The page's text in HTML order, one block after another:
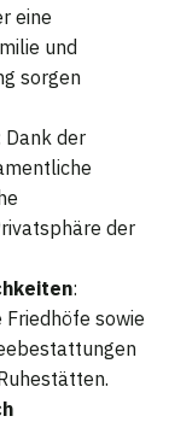
eine
und
sorgen
Dank der
der
:
sowie